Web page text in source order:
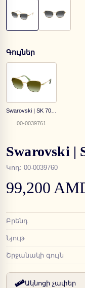
Գույներ
00-0039761
Swarovski |
Կոդ: 00-0039760
99,200
Բրենդ
Նյութ
Շրջանակի գույն
Ակնոցի չափեր